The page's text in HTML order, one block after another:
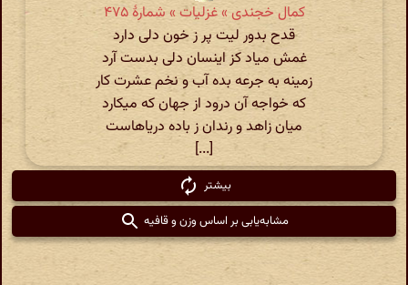
کمال خجندی » غزلیات » شمارهٔ ۴۷۵
قدح بدور لیت پر ز خون دلی دارد
غمش میاد کز اینسان دلی بدست آرد
زمینه به جرعه بده آب و نخم عشرت کار
که خواجه آن درود از جهان که میکارد
میان زاهد و رندان ز باده دریاهاست
[...]
بیشتر
مشابه‌یابی بر اساس وزن و قافیه